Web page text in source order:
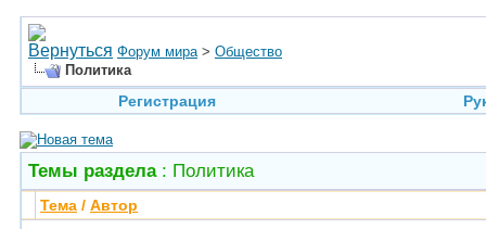
Форум мира > Общество
Политика
Регистрация
Темы раздела: Политика
Тема / Автор